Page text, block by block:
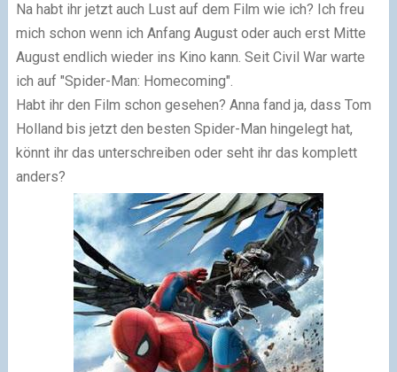
Na habt ihr jetzt auch Lust auf dem Film wie ich? Ich freu
mich schon wenn ich Anfang August oder auch erst Mitte
August endlich wieder ins Kino kann. Seit Civil War warte
ich auf "Spider-Man: Homecoming".
Habt ihr den Film schon gesehen? Anna fand ja, dass Tom
Holland bis jetzt den besten Spider-Man hingelegt hat,
könnt ihr das unterschreiben oder seht ihr das komplett
anders?